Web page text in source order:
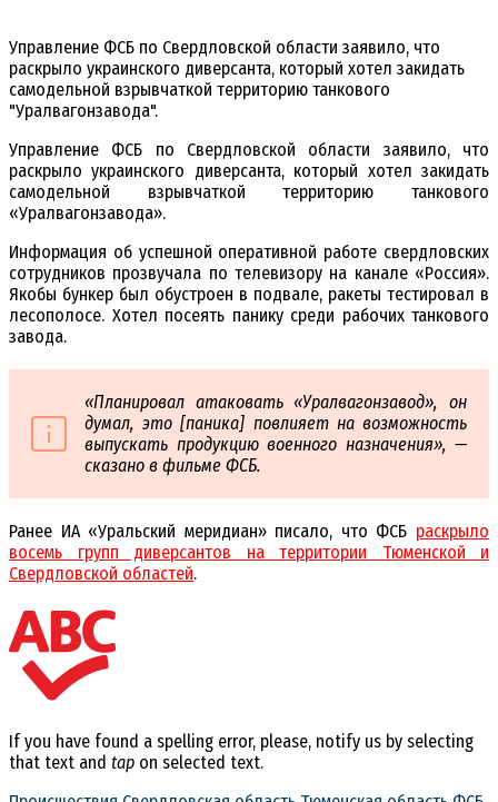
Управление ФСБ по Свердловской области заявило, что
раскрыло украинского диверсанта, который хотел закидать
самодельной взрывчаткой территорию танкового
"Уралвагонзавода".
Управление ФСБ по Свердловской области заявило, что
раскрыло украинского диверсанта, который хотел закидать
самодельной взрывчаткой территорию танкового
«Уралвагонзавода».
Информация об успешной оперативной работе свердловских
сотрудников прозвучала по телевизору на канале «Россия».
Якобы бункер был обустроен в подвале, ракеты тестировал в
лесополосе. Хотел посеять панику среди рабочих танкового
завода.
«Планировал атаковать «Уралвагонзавод», он
думал, это [паника] повлияет на возможность
выпускать продукцию военного назначения», —
сказано в фильме ФСБ.
Ранее ИА «Уральский меридиан» писало, что ФСБ раскрыло
восемь групп диверсантов на территории Тюменской и
Свердловской областей.
If you have found a spelling error, please, notify us by selecting
that text and tap on selected text.